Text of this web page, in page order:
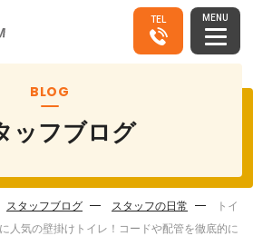
TEL MENU
BLOG
ッフブログ
スタッフブログ スタッフの日常
トイ
人気の壁掛けトイレ！コードや配管を徹底的に